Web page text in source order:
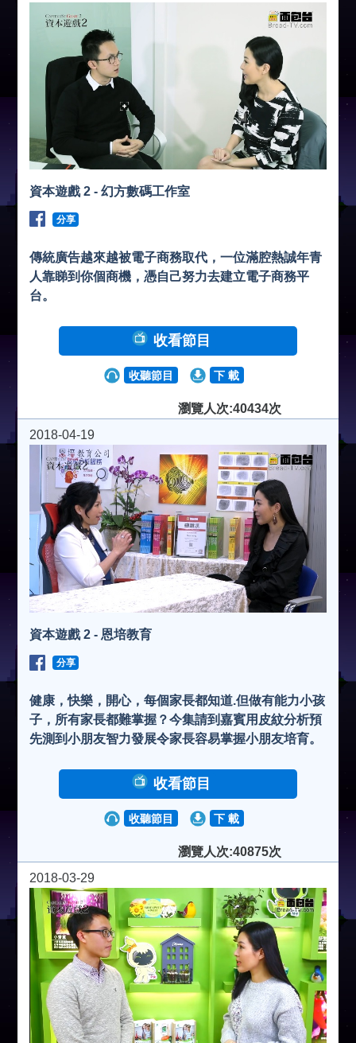
資本遊戲 2 - 幻方數碼工作室
分享
傳統廣告越來越被電子商務取代，一位滿腔熱誠年青
人靠睇到你個商機，憑自己努力去建立電子商務平
台。
收看節目
收聽節目 下 載
瀏覽人次:40434次
2018-04-19
資本遊戲 2 - 恩培教育
分享
健康，快樂，開心，每個家長都知道.但做有能力小孩
子，所有家長都難掌握？今集請到嘉賓用皮紋分析預
先測到小朋友智力發展令家長容易掌握小朋友培育。
收看節目
收聽節目 下 載
瀏覽人次:40875次
2018-03-29